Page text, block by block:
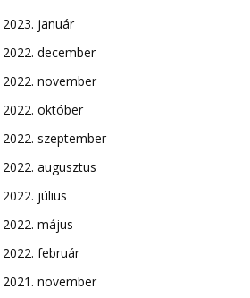
2023. január
2022. december
2022. november
2022. október
2022. szeptember
2022. augusztus
2022. július
2022. május
2022. február
2021. november